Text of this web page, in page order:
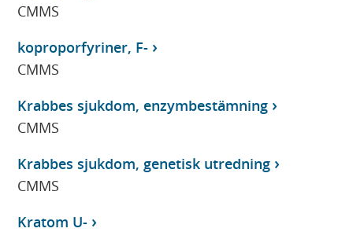
CMMS
koproporfyriner, F-
CMMS
Krabbes sjukdom, enzymbestämning
CMMS
Krabbes sjukdom, genetisk utredning
CMMS
Kratom U-